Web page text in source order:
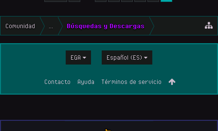
Comunidad Búsquedas y Descargas
EGA Español (ES)
Contacto Ayuda Términos de servicio